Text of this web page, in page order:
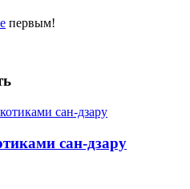
первым!
сан-дзару